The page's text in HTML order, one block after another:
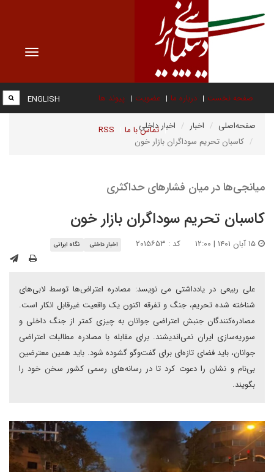
Toggle
صفحه نخست درباره ما عضویت پیوند ها
تماس با ما RSS
ENGLISH
صفحه‌اصلی اخبار
اخبار داخلی
کاسبان تحریم سوداگران بازار خون
میانجی‌ها در میان فشارهای حداکثری
کاسبان تحریم سوداگران بازار خون
کد : ۲۰۱۵۶۵۳ اخبار داخلی نگاه ایرانی
علی ربیعی در یادداشتی می نویسد: مصادره اعتراض‌ها توسط لابی‌های
شناخته شده تحریم، جنگ و تفرقه اکنون یک واقعیت غیرقابل انکار است.
مصادره‌کنندگان جنبش اعتراضی جوانان به چیزی کمتر از جنگ داخلی و
سوریه‌سازی ایران نمی‌اندیشند. برای مقابله با مصادره مطالبات اعتراضی
جوانان، باید فضای تازه‌ای برای گفت‌وگو گشوده شود. باید همین معترضین
بی‌نام و نشان را دعوت کرد تا در رسانه‌های رسمی کشور سخن خود را
بگویند.